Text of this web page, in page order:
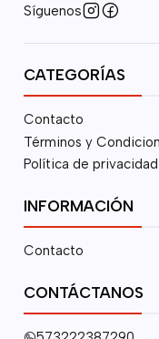
Síguenos
CATEGORÍAS
Contacto
Términos y
Política de privacidad
INFORMACIÓN
Contacto
CONTÁCTANOS